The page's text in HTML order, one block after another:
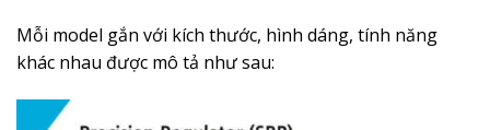
Mỗi model gắn với kích thước, hình dáng, tính năng
khác nhau được mô tả như sau: